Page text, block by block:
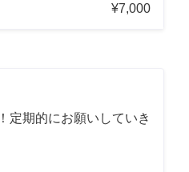
¥7,000
定期的にお願いしていき